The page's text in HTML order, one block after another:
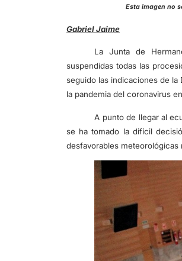
Esta imagen
Gabriel Jaime
La Junta de
suspendidas todas las
seguido las indicaciones de
la pandemia del coronavirus
A punto de llegar al
se ha tomado la difícil
desfavorables meteorológicas